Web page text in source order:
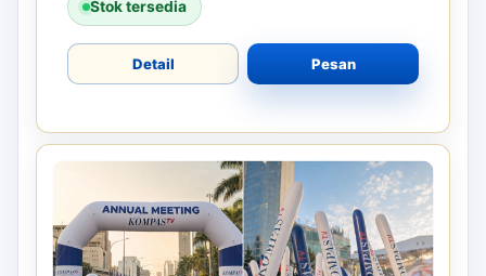
Stok tersedia
Detail Pesan